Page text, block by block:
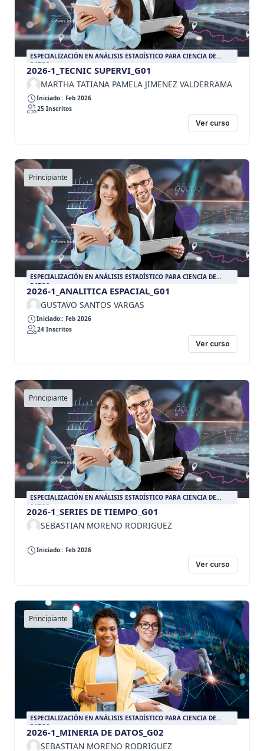
ESPECIALIZACIÓN EN ANÁLISIS ESTADÍSTICO PARA CIENCIA DE
DATOS
2026-1_TECNIC SUPERVI_G01
MARTHA TATIANA PAMELA JIMENEZ VALDERRAMA
Iniciado:: Feb 2026
25 Inscritos
Ver curso
Principiante
ESPECIALIZACIÓN EN ANÁLISIS ESTADÍSTICO PARA CIENCIA DE
DATOS
2026-1_ANALITICA ESPACIAL_G01
GUSTAVO SANTOS VARGAS
Iniciado:: Feb 2026
24 Inscritos
Ver curso
Principiante
ESPECIALIZACIÓN EN ANÁLISIS ESTADÍSTICO PARA CIENCIA DE
DATOS
2026-1_SERIES DE TIEMPO_G01
SEBASTIAN MORENO RODRIGUEZ
Iniciado:: Feb 2026
Ver curso
Principiante
ESPECIALIZACIÓN EN ANÁLISIS ESTADÍSTICO PARA CIENCIA DE
DATOS
2026-1_MINERIA DE DATOS_G02
SEBASTIAN MORENO RODRIGUEZ